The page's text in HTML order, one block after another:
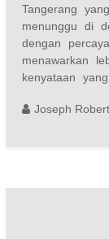
Tangerang
menunggu di
dengan
menawarkan
kenyataan
Joseph